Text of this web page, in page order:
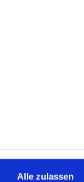
Alle zulassen